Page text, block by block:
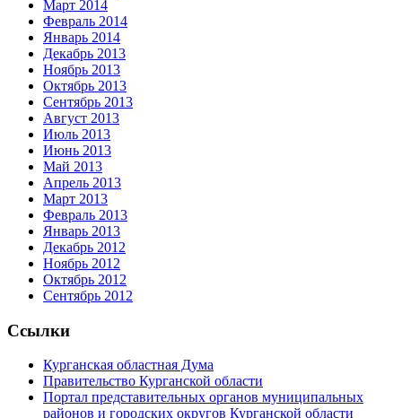
Март 2014
Февраль 2014
Январь 2014
Декабрь 2013
Ноябрь 2013
Октябрь 2013
Сентябрь 2013
Август 2013
Июль 2013
Июнь 2013
Май 2013
Апрель 2013
Март 2013
Февраль 2013
Январь 2013
Декабрь 2012
Ноябрь 2012
Октябрь 2012
Сентябрь 2012
Ссылки
Курганская областная Дума
Правительство Курганской области
Портал представительных органов муниципальных
районов и городских округов Курганской области